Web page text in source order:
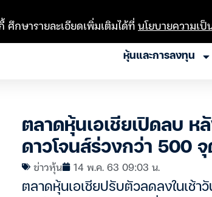
หุ้นและการลงทุน
ตลาดหุ้นเอเชียเปิดลบ ห
ดาวโจนส์ร่วงกว่า 500 จุ
ข่าวหุ้น 14 พ.ค. 63 09:03 น.
ตลาดหุ้นเอเชียปรับตัวลดลงในเช้
ศึกษารายละเอียดเพิ่มเติมได้ที่นโยบายความเ